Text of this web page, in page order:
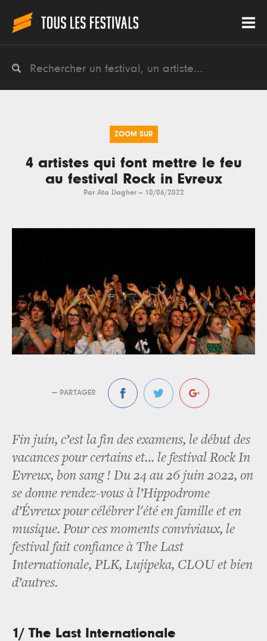
ZOOM SUR
4 artistes qui font mettre le feu
au festival Rock in Evreux
Par Ata Dagher -- 10/06/2022
— PARTAGER
Fin juin, c’est la fin des examens, le début des
vacances pour certains et… le festival Rock In
Evreux, bon sang ! Du 24 au 26 juin 2022, on
se donne rendez-vous à l’Hippodrome
d’Évreux pour célébrer l'été en famille et en
musique. Pour ces moments conviviaux, le
festival fait confiance à The Last
Internationale, PLK, Lujipeka, CLOU et bien
d’autres.
1/ The Last Internationale